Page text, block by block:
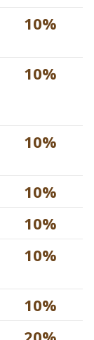
10%
10%
10%
10%
10%
10%
10%